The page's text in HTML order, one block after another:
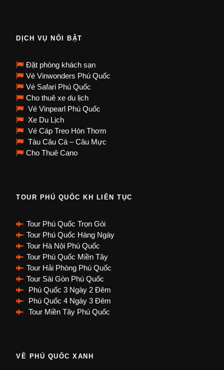
DỊCH VỤ NỔI BẬT
Đặt phòng khách sạn
Vé Vinwonders Phú Quốc
Vé Safari Phú Quốc
Cho thuê xe du lịch
Vé Vinpearl Phú Quốc
Xe Du Lịch
Vé Cáp Treo Hòn Thơm
Tàu Câu Cá – Câu Mực
Cho Thuê Cano
TOUR PHÚ QUỐC KH LIÊN TỤC
Tour Phú Quốc Trọn Gói
Tour Phú Quốc Hàng Ngày
Tour Hà Nội Phú Quốc
Tour Phú Quốc Miền Tây
Tour Hải Phòng Phú Quốc
Tour Sài Gòn Phú Quốc
Phú Quốc 3 Ngày 2 Đêm
Phú Quốc 4 Ngày 3 Đêm
Tour Miền Tây Phú Quốc
VỀ PHÚ QUỐC XANH